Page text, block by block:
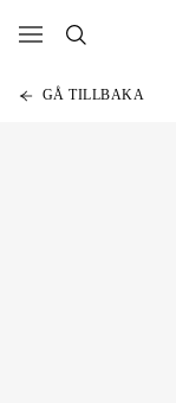
GÅ TILLBAKA